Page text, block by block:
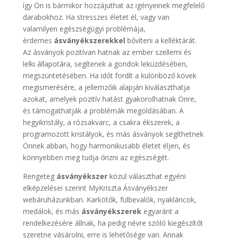
így Ön is bármikor hozzájuthat az igényeinek megfelelő
darabokhoz. Ha stresszes életet él, vagy van
valamilyen egészségügyi problémája,
érdemes ásványékszerekkel bővíteni a kelléktárát.
Az ásványok pozitívan hatnak az ember szellemi és
lelki állapotára, segítenek a gondok leküzdésében,
megszüntetésében. Ha időt fordít a különböző kövek
megismerésére, a jellemzőik alapján kiválaszthatja
azokat, amelyek pozitív hatást gyakorolhatnak Önre,
és támogathatják a problémák megoldásában. A
hegyikristály, a rózsakvarc, a csakra ékszerek, a
programozott kristályok, és más ásványok segíthetnek
Önnek abban, hogy harmonikusabb életet éljen, és
könnyebben meg tudja őrizni az egészségét.
Rengeteg ásványékszerközül választhat egyéni
elképzelései szerint MyKriszta Ásványékszer
webáruházunkban. Karkötők, fülbevalók, nyakláncok,
medálok, és más ásványékszerekegyaránt a
rendelkezésére állnak, ha pedig névre szóló kiegészítőt
szeretne vásárolni, erre is lehetősége van. Annak